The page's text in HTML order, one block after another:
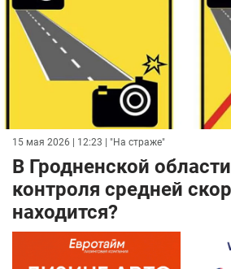
15 мая 2026 | 12:23 | "На страже"
В Гродненской
контроля средней
находится?